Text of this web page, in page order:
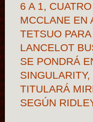
6 A 1,
MCCLANE EN
TETSUO
LANCELOT
SE PONDRÁ
TITULARÁ
SEGÚN